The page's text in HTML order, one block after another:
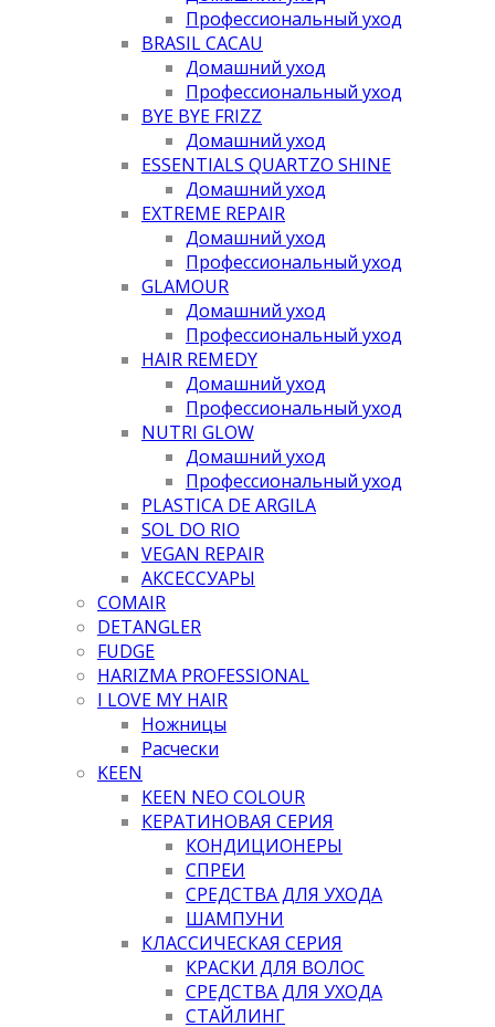
Профессиональный уход
BRASIL CACAU
Домашний уход
Профессиональный уход
BYE BYE FRIZZ
Домашний уход
ESSENTIALS QUARTZO SHINE
Домашний уход
EXTREME REPAIR
Домашний уход
Профессиональный уход
GLAMOUR
Домашний уход
Профессиональный уход
HAIR REMEDY
Домашний уход
Профессиональный уход
NUTRI GLOW
Домашний уход
Профессиональный уход
PLASTICA DE ARGILA
SOL DO RIO
VEGAN REPAIR
АКСЕССУАРЫ
COMAIR
DETANGLER
FUDGE
HARIZMA PROFESSIONAL
I LOVE MY HAIR
Ножницы
Расчески
KEEN
KEEN NEO COLOUR
КЕРАТИНОВАЯ СЕРИЯ
КОНДИЦИОНЕРЫ
СПРЕИ
СРЕДСТВА ДЛЯ УХОДА
ШАМПУНИ
КЛАССИЧЕСКАЯ СЕРИЯ
КРАСКИ ДЛЯ ВОЛОС
СРЕДСТВА ДЛЯ УХОДА
СТАЙЛИНГ